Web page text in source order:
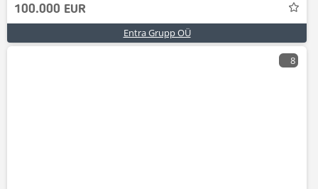
100.000 EUR
Entra Grupp OÜ
8